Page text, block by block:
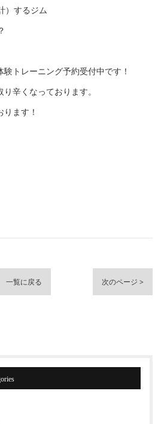
）するジム
トレーニング予約受付中です！
辛くなっております。
ます！
一覧に戻る 次のページ >